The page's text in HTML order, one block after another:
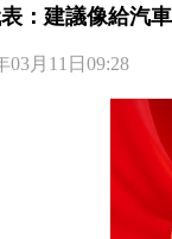
：建議像給汽
月11日09:28